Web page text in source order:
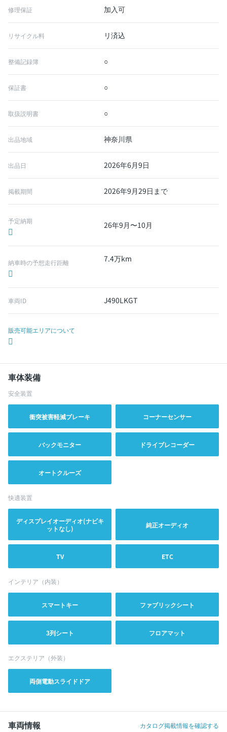
修理保証 加入可
リサイクル料 リ済込
整備記録簿 ○
保証書 ○
取扱説明書 ○
出品地域 神奈川県
出品日 2026年6月9日
掲載期間 2026年9月29日まで
予定納期 26年9月〜10月
納車時の予想走行距離 7.4万km
車両ID J490LKGT
販売可能エリアについて
車体装備
安全装置
衝突被害軽減ブレーキ コーナーセンサー
バックモニター ドライブレコーダー
オートクルーズ
快適装置
ディスプレイオーディオ(ナビキ
ットなし)
純正オーディオ
TV ETC
インテリア（内装）
スマートキー ファブリックシート
3列シート フロアマット
エクステリア（外装）
両側電動スライドドア
車両情報 カタログ掲載情報を確認する